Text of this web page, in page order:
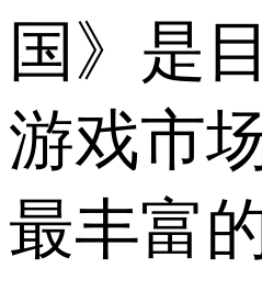
国》是
游戏市
最丰富的